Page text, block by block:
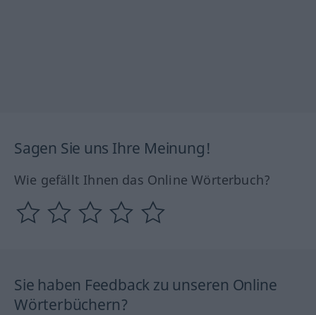
Sagen Sie uns Ihre Meinung!
Wie gefällt Ihnen das Online Wörterbuch?
Sie haben Feedback zu unseren Online
Wörterbüchern?